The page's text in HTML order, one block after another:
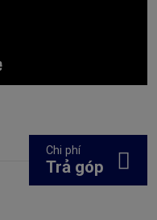
Chi phí
Trả góp